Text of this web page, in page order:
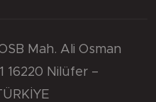
Mah. Ali Osman
16220 Nilüfer –